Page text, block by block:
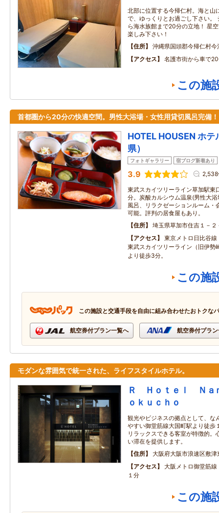
北部に位置する今帰仁村。海と山
で、ゆっくりとお過ごし下さい。
ら海水族館まで20分の立地！ 星
楽しみ下さい！
住所
沖縄県国頭郡今帰仁村今
アクセス
名護市街から車で
この施
首都圏から20分の快適空間。男性大浴場・女性用貸切風呂完備！
HOTEL HOUSEN ホ
県）
フォトギャラリー 宿ブログ新着あり
3.9
東武スカイツリーライン草加駅
分。炭酸カルシウム温泉(男性大
風呂、リラクゼーションルーム・
可能。評判の居食屋もあり。
住所
埼玉県草加市住吉１－２
アクセス
東京メトロ日比谷
東武スカイツリーライン（旧伊勢
より徒歩3分。
この施
この施設と交通手段を自由に組み合わせたおトクな
航空券付プラン一覧へ 航空券付プラ
モダンな雰囲気で統一された、ライフスタイルホテル。
Ｒ Ｈｏｔｅｌ Ｎａ
ｏｋｕｃｈｏ
観光やビジネスの拠点として、な
やすい御堂筋線大国町駅より徒歩
リラックスできる客室が特徴的。
い滞在を提供します。
住所
大阪府大阪市浪速区敷津
アクセス
大阪メトロ御堂筋
１分
この施